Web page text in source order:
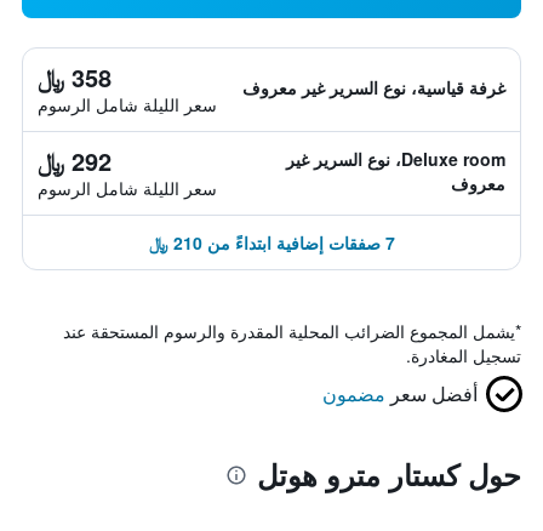
غرفة قياسية، نوع السرير غير معروف 358 ﷼
سعر الليلة شامل الرسوم
Deluxe room، نوع السرير غير
معروف
292 ﷼
سعر الليلة شامل الرسوم
7 صفقات إضافية ابتداءً من 210 ﷼
*يشمل المجموع الضرائب المحلية المقدرة والرسوم المستحقة عند
تسجيل المغادرة.
أفضل سعر مضمون
حول كستار مترو هوتل